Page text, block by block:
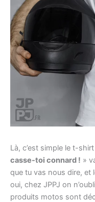
Là, c’est simple le t-shirt
casse-toi connard ! »
que tu vas nous dire, et
oui, chez JPPJ on
produits motos sont